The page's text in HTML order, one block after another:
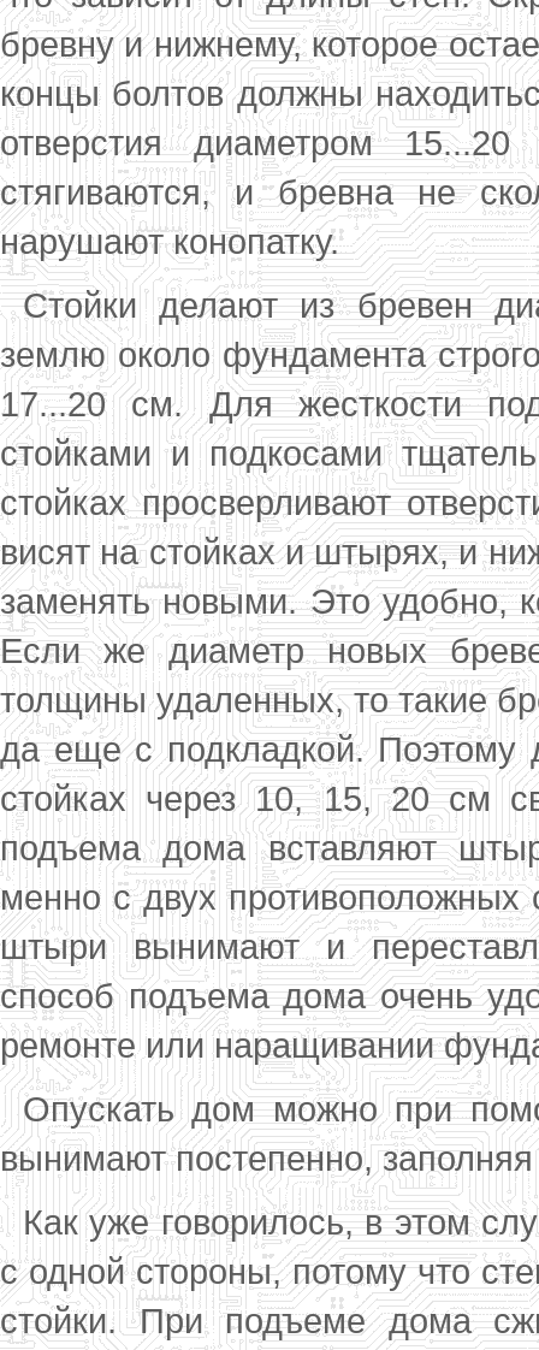
бревну и нижнему, которое
концы болтов долж­ны
отверстия диаметром
стягивают­ся, и бревна не
нарушают конопатку.
Стойки делают из бревен
землю около фундамента
17...20 см. Для жест­кости
стойками и подкосами
стойках просверливают
висят на стойках и штырях, и
заменять новыми. Это удобно,
Если же диаметр новых
толщины удаленных, то такие
да еще с подкладкой. Поэтому
стойках через 10, 15, 20 см
подъема дома вставляют
менно с двух
штыри вы­нимают и
способ подъема дома очень
ремонте или наращивании
Опускать дом можно при
вынимают постепенно,
Как уже говорилось, в этом
с одной стороны, потому что
стойки. При подъ­еме дома